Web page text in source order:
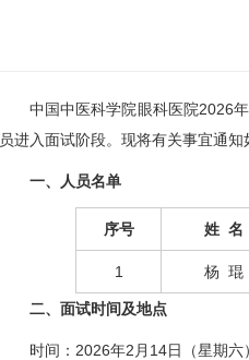
中国中医科学院眼科医院2026
员进入面试阶段。现将有关事宜通知
一、人员名单
序号 姓 名
1 杨 琨
二、面试时间及地点
时间：2026年2月14日（星期